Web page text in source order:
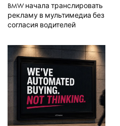
BMW начала транслировать
рекламу в мультимедиа без
согласия водителей